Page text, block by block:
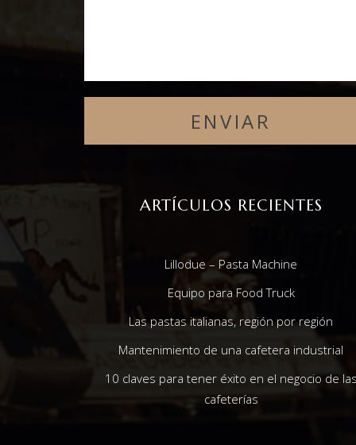
ARTÍCULOS RECIENTES
Lillodue – Pasta Machine
Equipo para Food Truck
Las pastas italianas, región por región
Mantenimiento de una cafetera industrial
10 claves para tener éxito en el negocio de
cafeterías